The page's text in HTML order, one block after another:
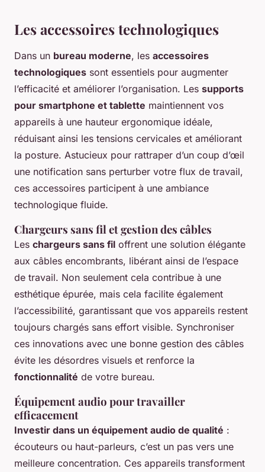
Les accessoires technologiques
Dans un bureau moderne, les accessoires
technologiques sont essentiels pour augmenter
l’efficacité et améliorer l’organisation. Les supports
pour smartphone et tablette maintiennent vos
appareils à une hauteur ergonomique idéale,
réduisant ainsi les tensions cervicales et améliorant
la posture. Astucieux pour rattraper d’un coup d’œil
une notification sans perturber votre flux de travail,
ces accessoires participent à une ambiance
technologique fluide.
Chargeurs sans fil et gestion des câbles
Les chargeurs sans fil offrent une solution élégante
aux câbles encombrants, libérant ainsi de l’espace
de travail. Non seulement cela contribue à une
esthétique épurée, mais cela facilite également
l’accessibilité, garantissant que vos appareils restent
toujours chargés sans effort visible. Synchroniser
ces innovations avec une bonne gestion des câbles
évite les désordres visuels et renforce la
fonctionnalité de votre bureau.
Équipement audio pour travailler
efficacement
Investir dans un équipement audio de qualité :
écouteurs ou haut-parleurs, c’est un pas vers une
meilleure concentration. Ces appareils transforment